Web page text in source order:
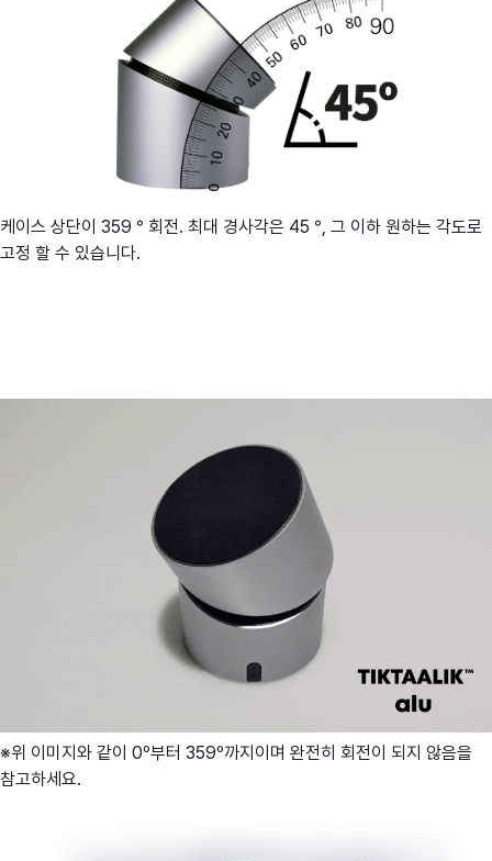
케이스 상단이 359 ° 회전. 최대 경사각은 45 °, 그 이하 원하는 각도로
고정 할 수 있습니다.
※위 이미지와 같이 0º부터 359º까지이며 완전히 회전이 되지 않음을
참고하세요.